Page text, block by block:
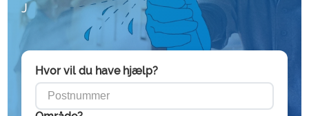
J
Hvor vil du have hjælp?